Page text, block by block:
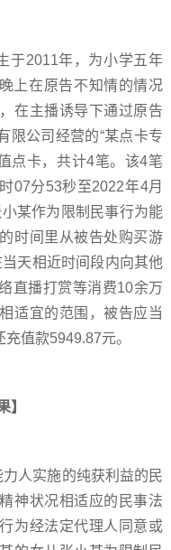
于2011年，为小学五年
上在原告不知情的情况
在主播诱导下通过原告
限公司经营的“某点卡专
点卡，共计4笔。该4笔
07分53秒至2022年4月
某作为限制民事行为能
时间里从被告处购买游
天相近时间段内向其他
直播打赏等消费10余万
适宜的范围，被告应当
值款5949.87元。
】
人实施的纯获利益的民
神状况相适应的民事法
为经法定代理人同意或